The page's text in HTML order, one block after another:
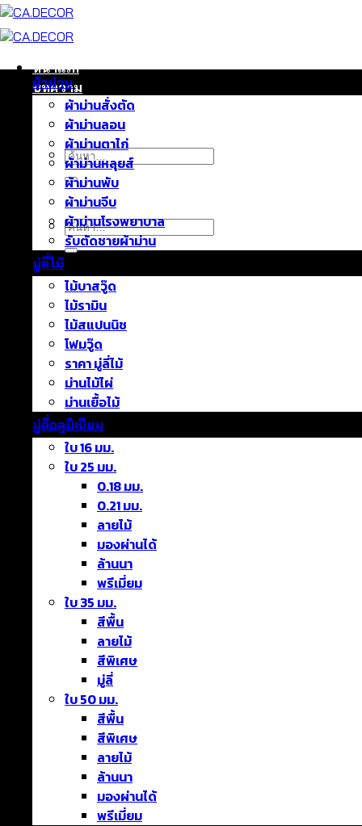
ข้าม
ยัง
หน้าแรก
บทความ
ติดต่อเรา
เกี่ยวกับเรา
ค้นหา:
ค้นหา:
ผ้าม่าน
ผ้าม่านสั่งตัด
ผ้าม่านลอน
ผ้าม่านตาไก่
ผ้าม่านหลุยส์
ผ้าม่านพับ
ผ้าม่านจีบ
ผ้าม่านโรงพยาบาล
รับตัดชายผ้าม่าน
มู่ลี่ไม้
ไม้บาสวู๊ด
ไม้รามิน
ไม้สแปนนิช
โฟมวู๊ด
ราคา มู่ลี่ไม้
ม่านไม้ไผ่
ม่านเยื้อไม้
มู่ลี่อลูมิเนียม
ใบ 16 มม.
ใบ 25 มม.
0.18 มม.
0.21 มม.
ลายไม้
มองผ่านได้
ล้านนา
พรีเมี่ยม
ใบ 35 มม.
สีพื้น
ลายไม้
สีพิเศษ
มู่ลี่
ใบ 50 มม.
สีพื้น
สีพิเศษ
ลายไม้
ล้านนา
มองผ่านได้
พรีเมี่ยม